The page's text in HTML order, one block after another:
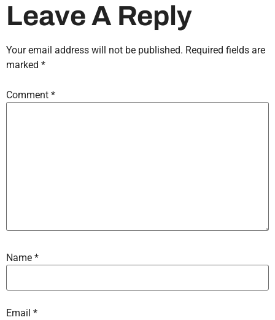
Leave A Reply
Your email address will not be published. Required fields are
marked *
Comment *
Name *
Email *